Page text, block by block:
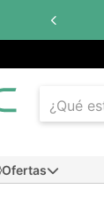
Hasta
Ofertas